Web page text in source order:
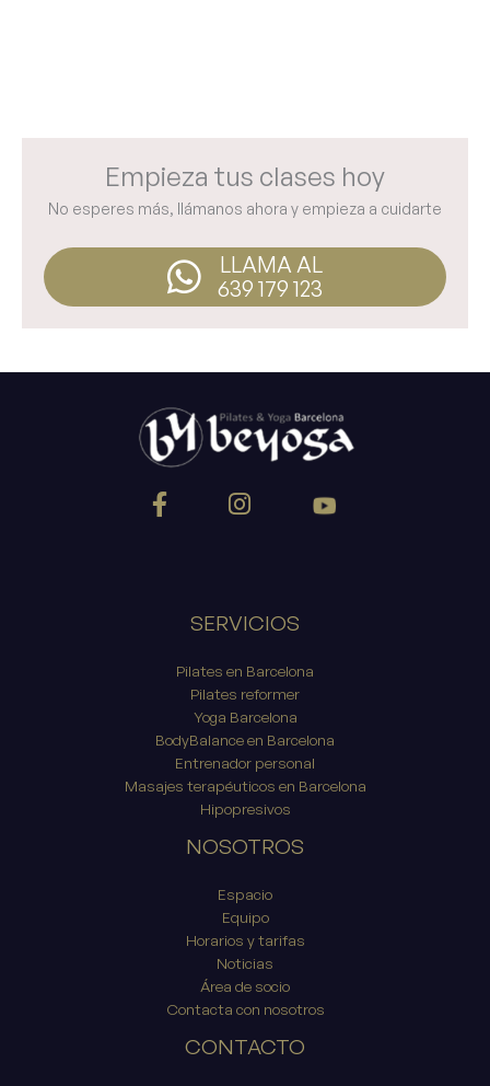
Empieza tus clases hoy
No esperes más, llámanos ahora y empieza a cuidarte
LLAMA AL
639 179 123
SERVICIOS
Pilates en Barcelona
Pilates reformer
Yoga Barcelona
BodyBalance en Barcelona
Entrenador personal
Masajes terapéuticos en Barcelona
Hipopresivos
NOSOTROS
Espacio
Equipo
Horarios y tarifas
Noticias
Área de socio
Contacta con nosotros
CONTACTO